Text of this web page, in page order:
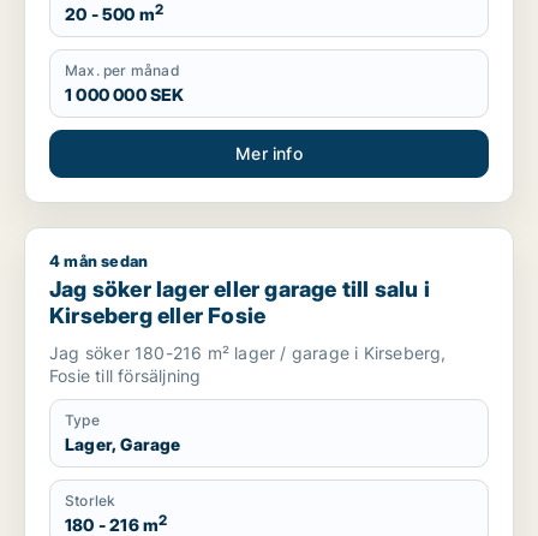
20 - 500 m2
Max. per månad
1 000 000 SEK
Mer info
Jag söker lager eller garage till salu i Kirseberg eller Fosie
4 mån sedan
Jag söker lager eller garage till salu i
Kirseberg eller Fosie
Jag söker 180-216 m² lager / garage i Kirseberg,
Fosie till försäljning
Type
Lager, Garage
Storlek
180 - 216 m2